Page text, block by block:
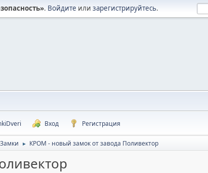
. Войдите или зарегистрируйтесь.
Вход Регистрация
Замки ► КРОМ - новый замок от завода Поливектор